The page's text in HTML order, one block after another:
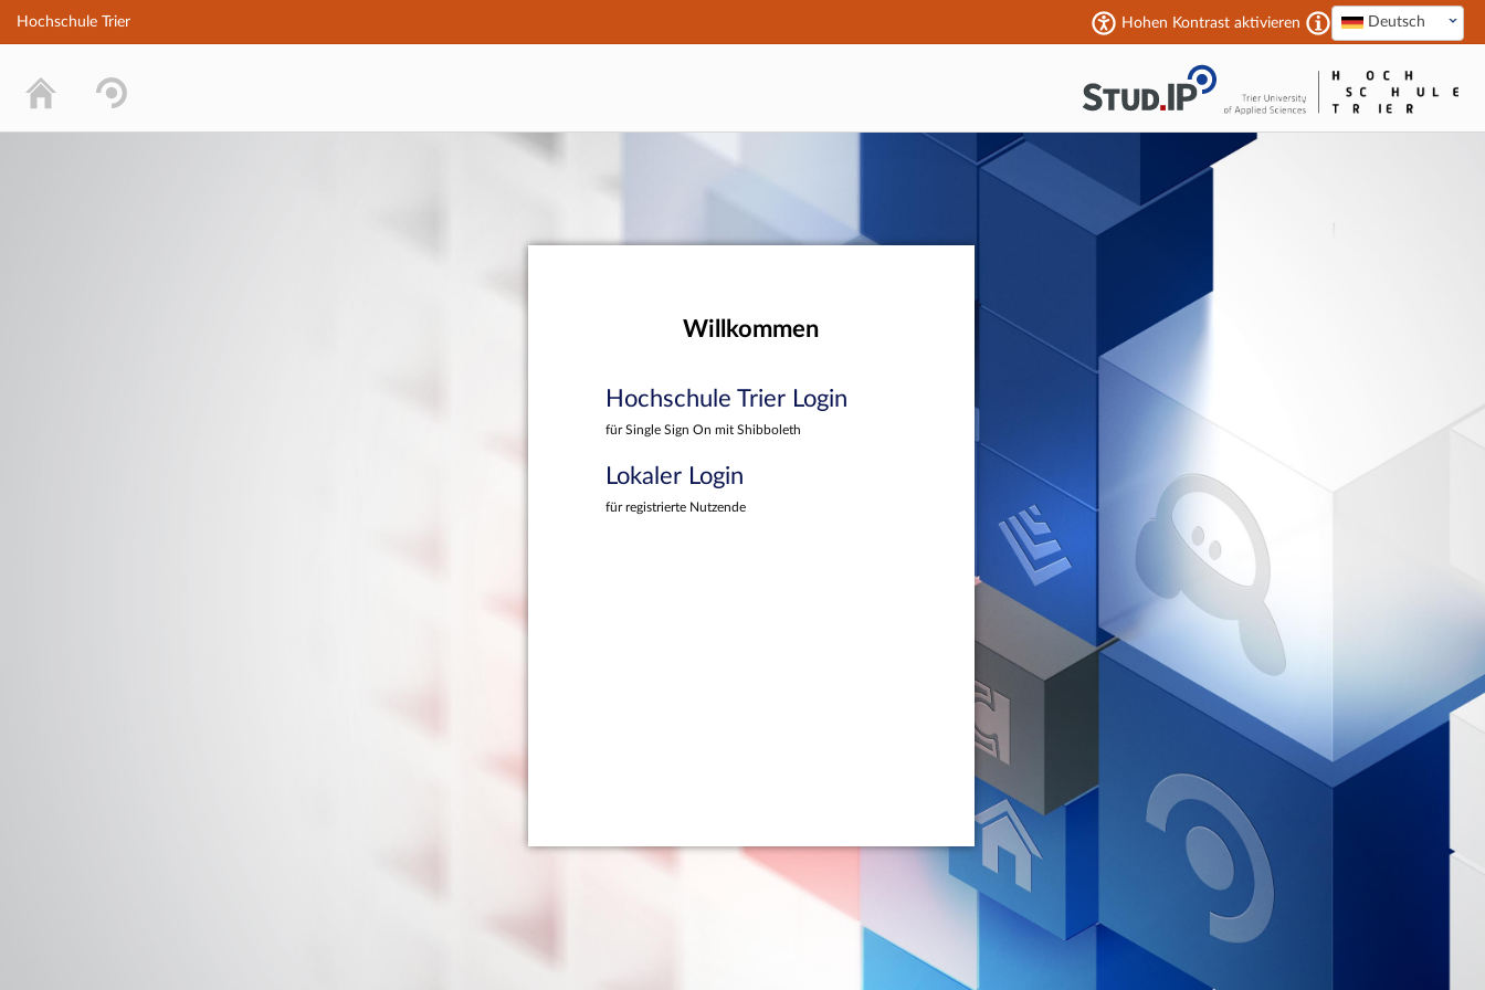
Hauptnavigation
Fußzeile
Hochschule Trier Hohen Kontrast aktivieren Deutsch
Willkommen
Hochschule Trier Login
für Single Sign On mit Shibboleth
Lokaler Login
für registrierte Nutzende